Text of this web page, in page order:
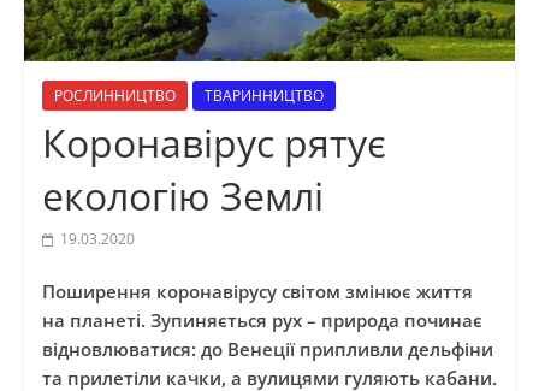
РОСЛИННИЦТВО ТВАРИННИЦТВО
Коронавірус рятує
екологію Землі
19.03.2020
Поширення коронавірусу світом змінює життя
на планеті. Зупиняється рух – природа починає
відновлюватися: до Венеції припливли дельфіни
та прилетіли качки, а вулицями гуляють кабани.